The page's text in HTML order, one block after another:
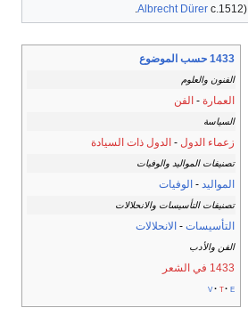
Albrecht Dürer c.1512).
1433 حسب الموضوع
الفنون والعلوم
العمارة - الفن
السياسة
زعماء الدول - الدول ذات السيادة
تصنيفات المواليد والوفيات
المواليد - الوفيات
تصنيفات التأسيسات والانحلالات
التأسيسات - الانحلالات
الفن والأدب
1433 في الشعر
v t e